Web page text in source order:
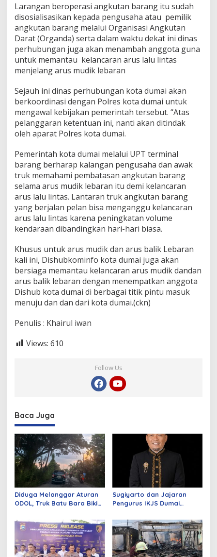
i
d
i
n
f
i
t
r
1
4
3
6
Larangan beroperasi angkutan barang itu sudah
disosialisasikan kepada pengusaha atau pemilik
angkutan barang melalui Organisasi Angkutan
Darat (Organda) serta dalam waktu dekat ini dinas
perhubungan juga akan menambah anggota guna
untuk memantau kelancaran arus lalu lintas
menjelang arus mudik lebaran
Sejauh ini dinas perhubungan kota dumai akan
berkoordinasi dengan Polres kota dumai untuk
mengawal kebijakan pemerintah tersebut. “Atas
pelanggaran ketentuan ini, nanti akan ditindak
oleh aparat Polres kota dumai.
Pemerintah kota dumai melalui UPT terminal
barang berharap kalangan pengusaha dan awak
truk memahami pembatasan angkutan barang
selama arus mudik lebaran itu demi kelancaran
arus lalu lintas. Lantaran truk angkutan barang
yang berjalan pelan bisa menganggu kelancaran
arus lalu lintas karena peningkatan volume
kendaraan dibandingkan hari-hari biasa.
Khusus untuk arus mudik dan arus balik Lebaran
kali ini, Dishubkominfo kota dumai juga akan
bersiaga memantau kelancaran arus mudik dandan
arus balik lebaran dengan menempatkan anggota
Dishub kota dumai di berbagai titik pintu masuk
menuju dan dan dari kota dumai.(ckn)
Penulis : Khairul iwan
Views: 610
Follow Us
Baca Juga
Diduga Melanggar Aturan
ODOL, Truk Batu Bara Bikin
Parah
Sugiyarto dan Jajaran
Pengurus IKJS Dumai
Rabu Besok